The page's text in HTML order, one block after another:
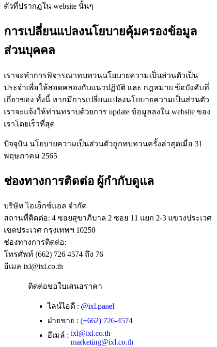
ตัวที่ปรากฏใน website นั้นๆ
การเปลี่ยนแปลงนโยบายคุ้มครองข้อมูล
ส่วนบุคคล
เราจะทำการพิจารณาทบทวนนโยบายความเป็นส่วนตัวเป็น
ประจำเพื่อให้สอดคลองกับแนวปฏิบัติ และ กฎหมาย ข้อบังคับที่
เกี่ยวของ ทั้งนี้ หากมีการเปลี่ยนแปลงนโยบายความเป็นส่วนตัว
เราจะแจ้งให้ท่านทราบด้วยการ update ข้อมูลลงใน website ของ
เราโดยเร็วที่สุด
ปัจจุบัน นโยบายความเป็นส่วนตัวถูกทบทวนครั้งล่าสุดเมื่อ 31
พฤษภาคม 2565
ช่องทางการติดต่อ ผู้กำกับดูแล
บริษัท ไอเอ็กซ์แอล จำกัด
สถานที่ติดต่อ: 4 ซอยสุขาภิบาล 2 ซอย 11 แยก 2-3 แขวงประเวศ
เขตประเวศ กรุงเทพฯ 10250
ช่องทางการติดต่อ:
โทรศัพท์ (662) 726 4574 ถึง 76
อีเมล ixl@ixl.co.th
ติดต่อขอใบเสนอราคา
ไลน์ไอดี : @ixl.panel
ฝ่ายขาย : (+662) 726-4574
อีเมล์ : ixl@ixl.co.th
marketing@ixl.co.th